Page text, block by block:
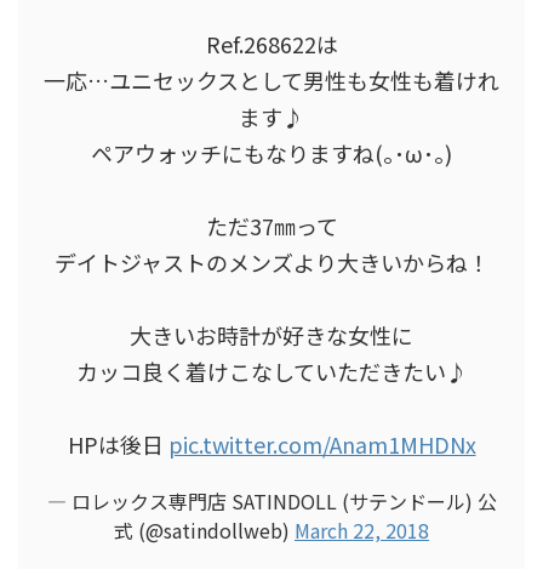
Ref.268622は
一応…ユニセックスとして男性も女性も着けれ
ます♪
ペアウォッチにもなりますね(｡･ω･｡)
ただ37㎜って
デイトジャストのメンズより大きいからね！
大きいお時計が好きな女性に
カッコ良く着けこなしていただきたい♪
HPは後日 pic.twitter.com/Anam1MHDNx
— ロレックス専門店 SATINDOLL (サテンドール) 公
式 (@satindollweb) March 22, 2018